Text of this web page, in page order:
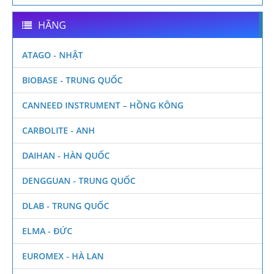
HÃNG
ATAGO - NHẬT
BIOBASE - TRUNG QUỐC
CANNEED INSTRUMENT – HỒNG KÔNG
CARBOLITE - ANH
DAIHAN - HÀN QUỐC
DENGGUAN - TRUNG QUỐC
DLAB - TRUNG QUỐC
ELMA - ĐỨC
EUROMEX - HÀ LAN